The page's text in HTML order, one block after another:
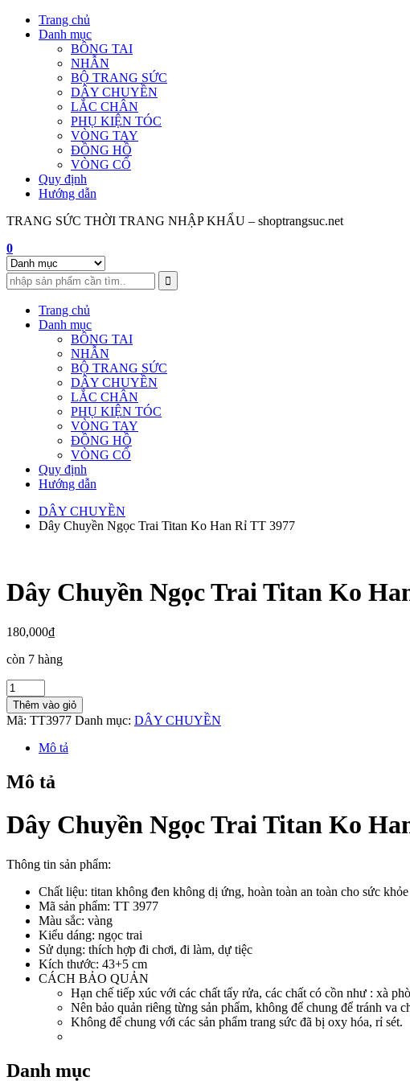
Skip
Trang chủ
Danh mục
BÔNG TAI
NHẪN
BỘ TRANG SỨC
DÂY CHUYỀN
LẮC CHÂN
PHỤ KIỆN TÓC
VÒNG TAY
ĐỒNG HỒ
VÒNG CỔ
Quy định
Hướng dẫn
TRANG SỨC THỜI TRANG NHẬP KHẨU – shoptrangsuc.net
0
Trang chủ
Danh mục
BÔNG TAI
NHẪN
BỘ TRANG SỨC
DÂY CHUYỀN
LẮC CHÂN
PHỤ KIỆN TÓC
VÒNG TAY
ĐỒNG HỒ
VÒNG CỔ
Quy định
Hướng dẫn
DÂY CHUYỀN
Dây Chuyền Ngọc Trai Titan Ko Han Rỉ TT 3977
Dây Chuyền Ngọc Trai Titan Ko
180,000₫
còn 7 hàng
Dây
Chuyền
Ngọc
Trai
Titan
Han
Rỉ
3977
số
Thêm vào giỏ
Mã: TT3977 Danh mục: DÂY CHUYỀN
Mô tả
Mô tả
Dây Chuyền Ngọc Trai Titan Ko
Thông tin sản phẩm:
Chất liệu: titan không đen không dị ứng, hoàn toàn an toàn cho sức khỏe
Mã sản phẩm: TT 3977
Màu sắc: vàng
Kiểu dáng: ngọc trai
Sử dụng: thích hợp đi chơi, đi làm, dự tiệc
Kích thước: 43+5 cm
CÁCH BẢO QUẢN
Hạn chế tiếp xúc với các chất tẩy rửa, các chất có cồn như : xà
Nên bảo quản riêng từng sản phẩm, không để chung để tránh va
Không để chung với các sản phẩm trang sức đã bị oxy hóa, rỉ sét.
Danh mục